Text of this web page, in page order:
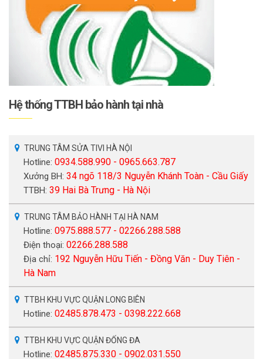
Hệ thống TTBH bảo hành tại nhà
TRUNG TÂM SỬA TIVI HÀ NỘI
Hotline: 0934.588.990 - 0965.663.787
Xưởng BH: 34 ngõ 118/3 Nguyễn Khánh Toàn - Cầu Giấy
TTBH: 39 Hai Bà Trưng - Hà Nội
TRUNG TÂM BẢO HÀNH TẠI HÀ NAM
Hotline: 0975.888.577 - 02266.288.588
Điện thoại: 02266.288.588
Địa chỉ: 192 Nguyễn Hữu Tiến - Đồng Văn - Duy Tiên -
Hà Nam
TTBH KHU VỰC QUẬN LONG BIÊN
Hotline: 02485.878.473 - 0398.222.668
TTBH KHU VỰC QUẬN ĐỐNG ĐA
Hotline: 02485.875.330 - 0902.031.550